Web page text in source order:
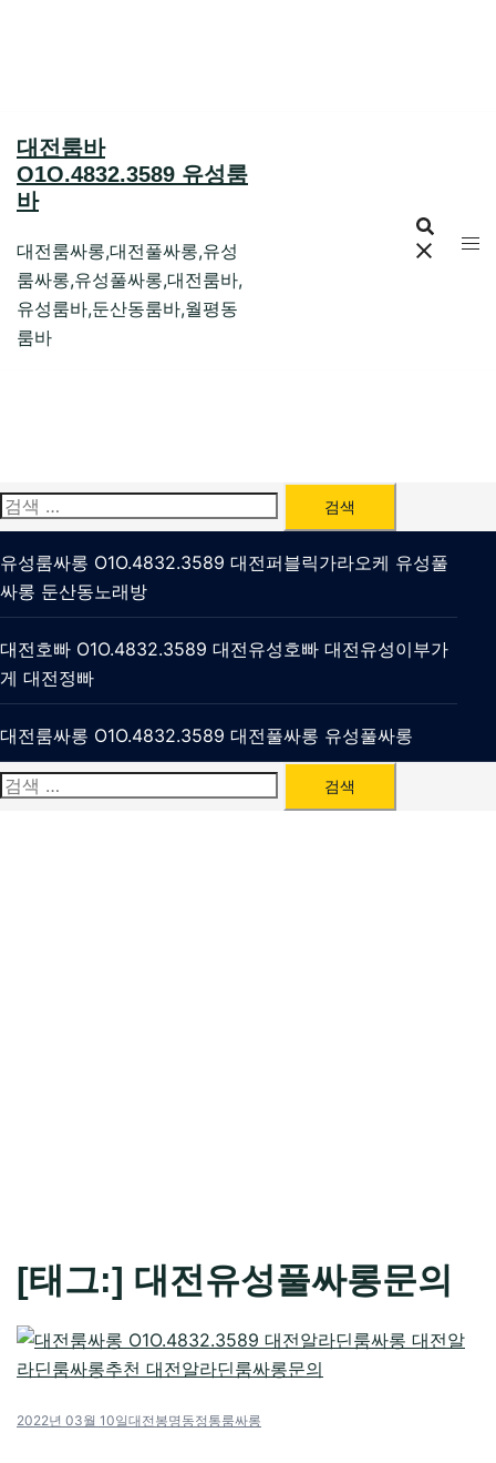
대전룸바
O1O.4832.3589 유성룸
바
대전룸싸롱,대전풀싸롱,유성
룸싸롱,유성풀싸롱,대전룸바,
유성룸바,둔산동룸바,월평동
룸바
검
색:
유성룸싸롱 O1O.4832.3589 대전퍼블릭가라오케 유성풀
싸롱 둔산동노래방
대전호빠 O1O.4832.3589 대전유성호빠 대전유성이부가
게 대전정빠
대전룸싸롱 O1O.4832.3589 대전풀싸롱 유성풀싸롱
검
[태그:] 대전유성풀싸롱문의
2022년 03월 10일대전봉명동정통룸싸롱